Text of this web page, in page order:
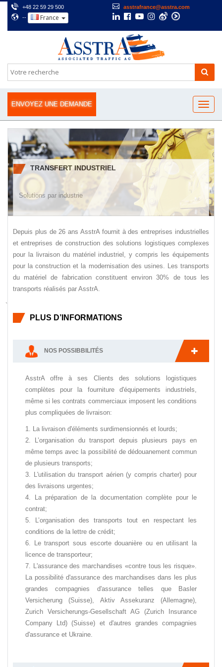
+48 22 59 29 500
asstrafrance@asstra.com
--
France
ENVOYEZ UNE DEMANDE
TRANSFERT INDUSTRIEL
Solutions par industrie
Depuis plus de 26 ans AsstrA fournit à des entreprises industrielles
et entreprises de construction des solutions logistiques complexes
pour la livraison du matériel industriel, y compris les équipements
pour la construction et la modernisation des usines. Les transports
du matériel de fabrication constituent environ 30% de tous les
transports réalisés par AsstrA.
`
PLUS D’INFORMATIONS
NOS POSSIBBILITÉS
AsstrA offre à ses Clients des solutions logistiques
complètes pour la fourniture d'équipements industriels,
même si les contrats commerciaux imposent les conditions
plus compliquées de livraison:
La livraison d'éléments surdimensionnés et lourds;
L’organisation du transport depuis plusieurs pays en
même temps avec la possibilité de dédouanement commun
de plusieurs transports;
L'utilisation du transport aérien (y compris charter) pour
des livraisons urgentes;
La préparation de la documentation complète pour le
contrat;
L’organisation des transports tout en respectant les
conditions de la lettre de crédit;
Le transport sous escorte douanière ou en utilisant la
licence de transporteur;
L'assurance des marchandises «contre tous les risque».
La possibilité d'assurance des marchandises dans les plus
grandes compagnies d'assurance telles que Basler
Versicherung (Suisse), Aktiv Assekuranz (Allemagne),
Zurich Versicherungs-Gesellschaft AG (Zurich Insurance
Company Ltd) (Suisse) et d'autres grandes compagnies
d'assurance et Ukraine.